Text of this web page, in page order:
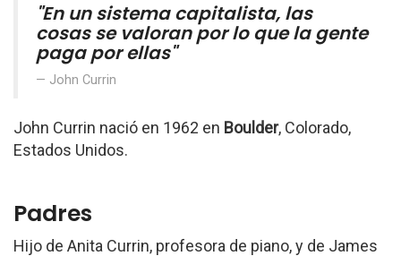
"En un sistema capitalista, las
cosas se valoran por lo que la gente
paga por ellas"
John Currin
John Currin nació en 1962 en Boulder, Colorado,
Estados Unidos.
Padres
Hijo de Anita Currin, profesora de piano, y de James